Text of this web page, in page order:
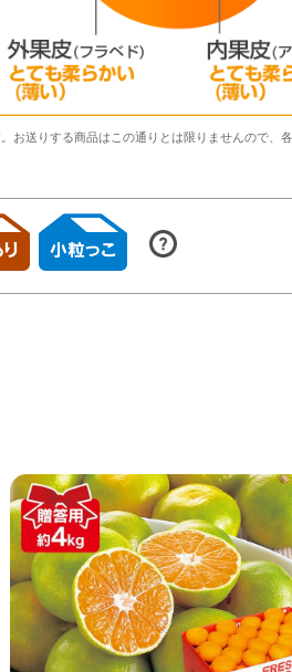
送りする商品はこの通りとは限りませんので、